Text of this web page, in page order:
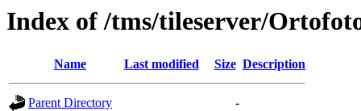
Index of /tms/tileserver/
Name Last modified Size Description
Parent Directory
-